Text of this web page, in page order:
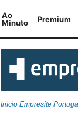
Início Empresite